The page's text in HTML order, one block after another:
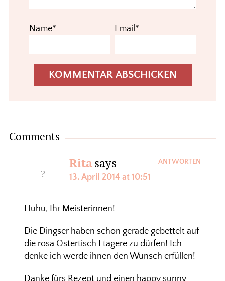
Name* Email*
Comments
Ritasays
13. April 2014 at 10:51
Huhu, Ihr Meisterinnen!
Die Dingser haben schon gerade gebettelt auf
die rosa Ostertisch Etagere zu dürfen! Ich
denke ich werde ihnen den Wunsch erfüllen!
ANTWORTEN